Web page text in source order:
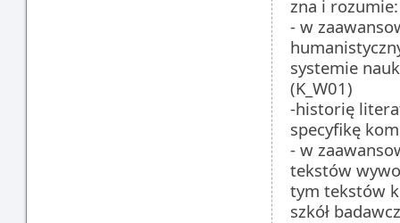
zna i rozumie:
- w
systemie
(K_W01)
-historię
specyfikę
- w
tekstów
tym tekstów
szkół